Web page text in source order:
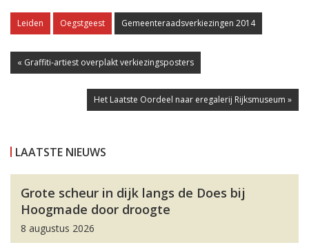
Leiden Oegstgeest Gemeenteraadsverkiezingen 2014
« Graffiti-artiest overplakt verkiezingsposters
Het Laatste Oordeel naar eregalerij Rijksmuseum »
LAATSTE NIEUWS
Grote scheur in dijk langs de Does bij
Hoogmade door droogte
8 augustus 2026